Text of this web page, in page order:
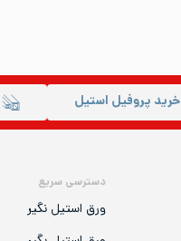
خرید پروفیل استیل
دسترسی سریع
ورق استیل نگیر